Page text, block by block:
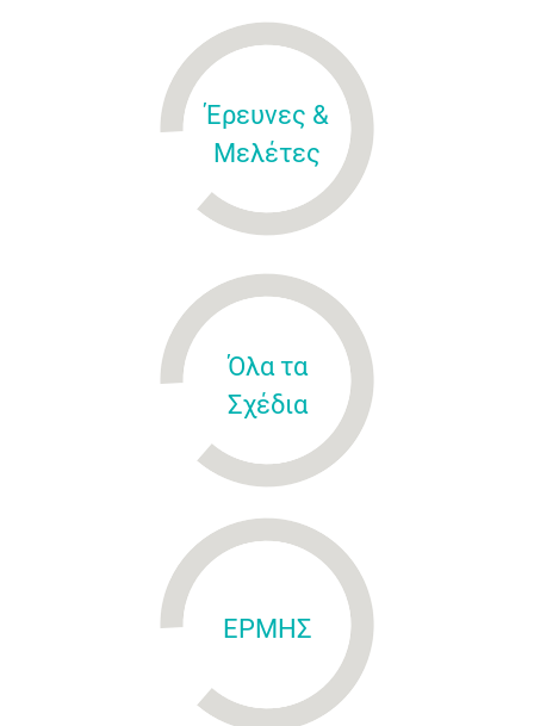
Έρευνες &
Μελέτες
Όλα τα
Σχέδια
ΕΡΜΗΣ